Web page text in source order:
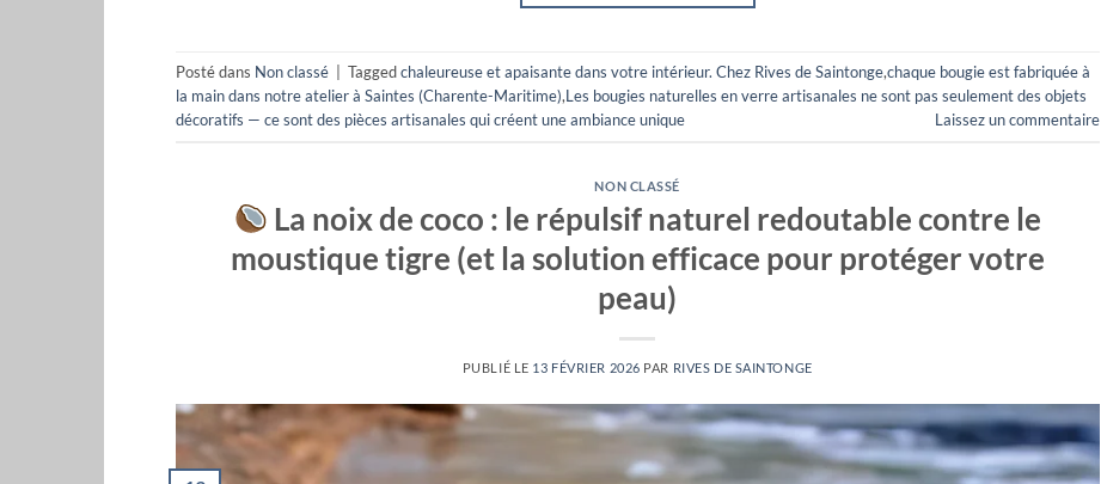
Posté dans Non classé Taggedchaleureuse et apaisante dans votre intérieur. Chez Rives de Saintonge,chaque bougie est fabriquée à
la main dans notre atelier à Saintes (Charente-Maritime),Les bougies naturelles en verre artisanales ne sont pas seulement des objets
décoratifs — ce sont des pièces artisanales qui créent une ambiance unique
Laissez un commentaire
NON CLASSÉ
La noix de coco : le répulsif naturel redoutable contre le
moustique tigre (et la solution efficace pour protéger votre
peau)
PUBLIÉ LE 13 FÉVRIER 2026 PAR RIVES DE SAINTONGE